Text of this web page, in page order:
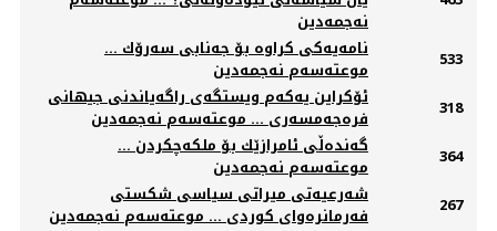
نەجمەدین
نامەیەكی كراوە بۆ جەنابی سەرۆك ...
موعتەسەم نەجمەدین
533
ئۆكراین یەكەم ویستگەی راگەیاندنی جیهانی
فرەجەمسەری ... موعتەسەم نەجمەدین
318
گەندەڵی ئامرازێك بۆ ملكەچكردن ...
موعتەسەم نەجمەدین
364
شەرعیەتی میراتی سیاسی شكستی
فەرمانرەوای كوردی ... موعتەسەم نەجمەدین
267